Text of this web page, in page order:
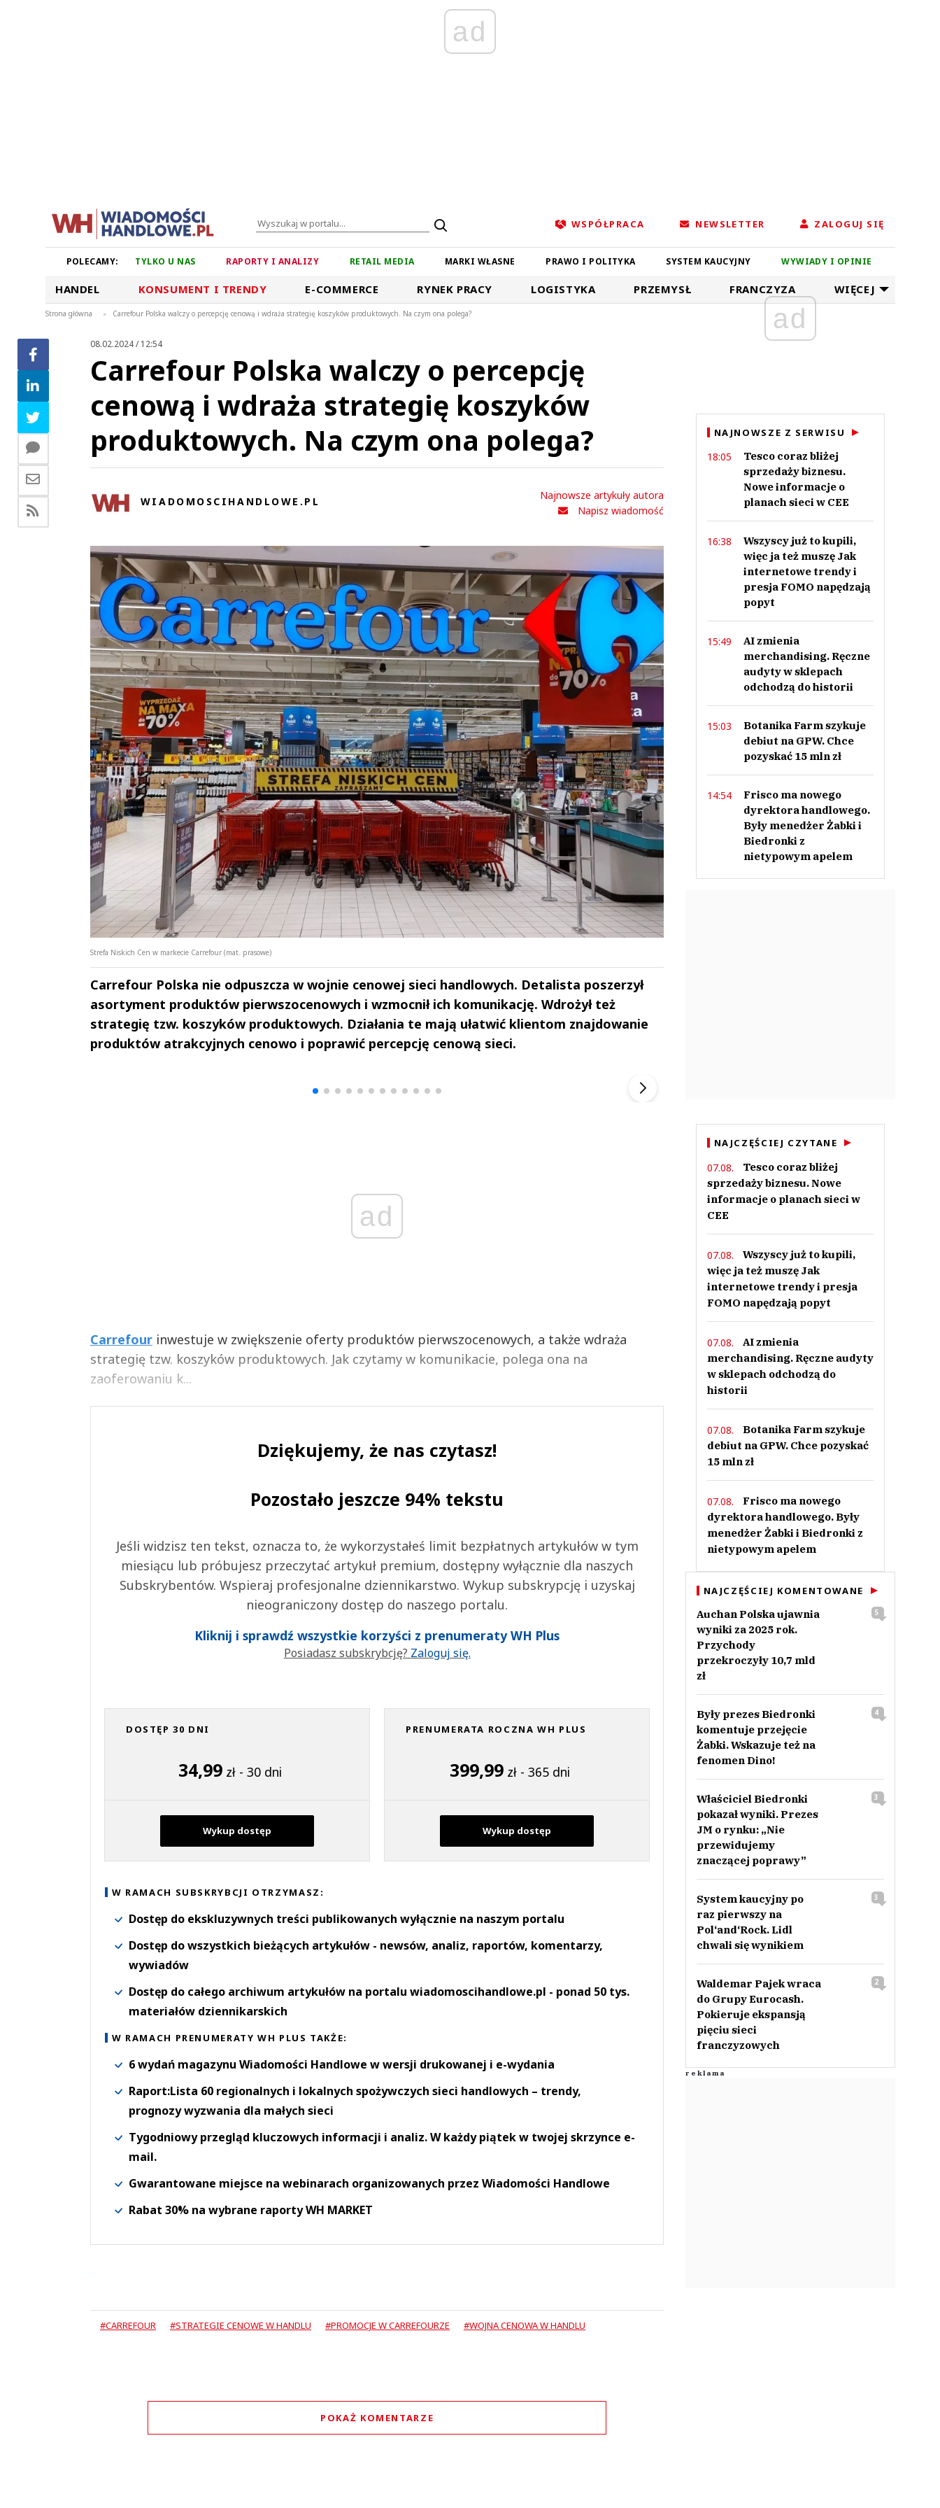
ad
WSPÓŁPRACA NEWSLETTER ZALOGUJ SIĘ
POLECAMY: TYLKO U NAS RAPORTY I ANALIZY RETAIL MEDIA MARKI WŁASNE PRAWO I POLITYKA SYSTEM KAUCYJNY WYWIADY I OPINIE
HANDEL KONSUMENT I TRENDY E-COMMERCE RYNEK PRACY LOGISTYKA PRZEMYSŁ FRANCZYZA WIĘCEJ
Strona główna > Carrefour Polska walczy o percepcję cenową i wdraża strategię koszyków produktowych. Na czym ona polega?
08.02.2024 / 12:54
Carrefour Polska walczy o percepcję
cenową i wdraża strategię koszyków
produktowych. Na czym ona polega?
WIADOMOSCIHANDLOWE.PL
Najnowsze artykuły autora
Napisz wiadomość
Strefa Niskich Cen w markecie Carrefour (mat. prasowe)
Carrefour Polska nie odpuszcza w wojnie cenowej sieci handlowych. Detalista poszerzył
asortyment produktów pierwszocenowych i wzmocnił ich komunikację. Wdrożył też
strategię tzw. koszyków produktowych. Działania te mają ułatwić klientom znajdowanie
produktów atrakcyjnych cenowo i poprawić percepcję cenową sieci.
ad
Carrefourinwestuje w zwiększenie oferty produktów pierwszocenowych, a także wdraża
strategię tzw. koszyków produktowych. Jak czytamy w komunikacie, polega ona na
zaoferowaniu k...
Dziękujemy, że nas czytasz!
Pozostało jeszcze 94% tekstu
Jeśli widzisz ten tekst, oznacza to, że wykorzystałeś limit bezpłatnych artykułów w tym
miesiącu lub próbujesz przeczytać artykuł premium, dostępny wyłącznie dla naszych
Subskrybentów. Wspieraj profesjonalne dziennikarstwo. Wykup subskrypcję i uzyskaj
nieograniczony dostęp do naszego portalu.
Kliknij i sprawdź wszystkie korzyści z prenumeraty WH Plus
Posiadasz subskrybcję? Zaloguj się.
DOSTĘP 30 DNI
34,99 zł - 30 dni
Wykup dostęp
PRENUMERATA ROCZNA WH PLUS
399,99 zł - 365 dni
Wykup dostęp
W RAMACH SUBSKRYBCJI OTRZYMASZ:
Dostęp do ekskluzywnych treści publikowanych wyłącznie na naszym portalu
Dostęp do wszystkich bieżących artykułów - newsów, analiz, raportów, komentarzy,
wywiadów
Dostęp do całego archiwum artykułów na portalu wiadomoscihandlowe.pl - ponad 50 tys.
materiałów dziennikarskich
W RAMACH PRENUMERATY WH PLUS TAKŻE:
6 wydań magazynu Wiadomości Handlowe w wersji drukowanej i e-wydania
Raport:Lista 60 regionalnych i lokalnych spożywczych sieci handlowych – trendy,
prognozy wyzwania dla małych sieci
Tygodniowy przegląd kluczowych informacji i analiz. W każdy piątek w twojej skrzynce e-
mail.
Gwarantowane miejsce na webinarach organizowanych przez Wiadomości Handlowe
Rabat 30% na wybrane raporty WH MARKET
#CARREFOUR #STRATEGIE CENOWE W HANDLU #PROMOCJE W CARREFOURZE #WOJNA CENOWA W HANDLU
POKAŻ KOMENTARZE
Andrzej i Marta
Marta i Andrzej
ad
NAJNOWSZE Z SERWISU
18:05
Tesco coraz bliżej
sprzedaży biznesu.
Nowe informacje o
planach sieci w CEE
16:38
Wszyscy już to kupili,
więc ja też muszę Jak
internetowe trendy i
presja FOMO napędzają
popyt
15:49
AI zmienia
merchandising. Ręczne
audyty w sklepach
odchodzą do historii
15:03
Botanika Farm szykuje
debiut na GPW. Chce
pozyskać 15 mln zł
14:54
Frisco ma nowego
dyrektora handlowego.
Były menedżer Żabki i
Biedronki z
nietypowym apelem
NAJCZĘŚCIEJ CZYTANE
07.08.
Tesco coraz bliżej
sprzedaży biznesu. Nowe
informacje o planach sieci w
CEE
07.08.
Wszyscy już to kupili,
więc ja też muszę Jak
internetowe trendy i presja
FOMO napędzają popyt
07.08.
AI zmienia
merchandising. Ręczne audyty
w sklepach odchodzą do
historii
07.08.
Botanika Farm szykuje
debiut na GPW. Chce pozyskać
15 mln zł
07.08.
Frisco ma nowego
dyrektora handlowego. Były
menedżer Żabki i Biedronki z
nietypowym apelem
NAJCZĘŚCIEJ KOMENTOWANE
Auchan Polska ujawnia
wyniki za 2025 rok.
Przychody
przekroczyły 10,7 mld
zł
5
Były prezes Biedronki
komentuje przejęcie
Żabki. Wskazuje też na
fenomen Dino!
4
Właściciel Biedronki
pokazał wyniki. Prezes
JM o rynku: „Nie
przewidujemy
znaczącej poprawy”
3
System kaucyjny po
raz pierwszy na
Pol‘and‘Rock. Lidl
chwali się wynikiem
3
Waldemar Pajek wraca
do Grupy Eurocash.
Pokieruje ekspansją
pięciu sieci
franczyzowych
2